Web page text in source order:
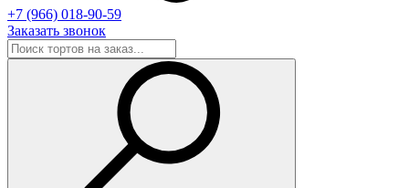
+7 (966) 018-90-59
Заказать звонок